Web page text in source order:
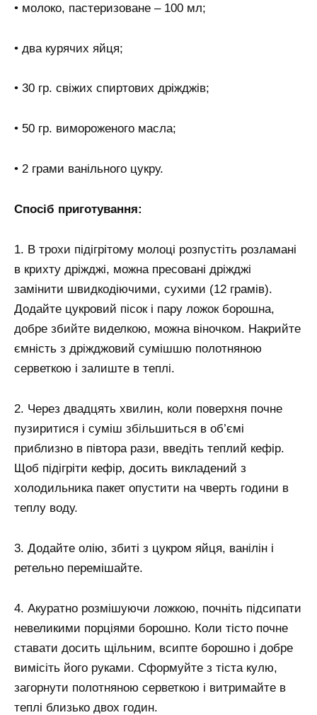
• молоко, пастеризоване – 100 мл;
• два курячих яйця;
• 30 гр. свіжих спиртових дріжджів;
• 50 гр. вимороженого масла;
• 2 грами ванільного цукру.
Спосіб приготування:
1. В трохи підігрітому молоці розпустіть розламані
в крихту дріжджі, можна пресовані дріжджі
замінити швидкодіючими, сухими (12 грамів).
Додайте цукровий пісок і пару ложок борошна,
добре збийте виделкою, можна віночком. Накрийте
ємність з дріжджовий сумішшю полотняною
серветкою і залиште в теплі.
2. Через двадцять хвилин, коли поверхня почне
пузиритися і суміш збільшиться в об’ємі
приблизно в півтора рази, введіть теплий кефір.
Щоб підігріти кефір, досить викладений з
холодильника пакет опустити на чверть години в
теплу воду.
3. Додайте олію, збиті з цукром яйця, ванілін і
ретельно перемішайте.
4. Акуратно розмішуючи ложкою, почніть підсипати
невеликими порціями борошно. Коли тісто почне
ставати досить щільним, всипте борошно і добре
вимісіть його руками. Сформуйте з тіста кулю,
загорнути полотняною серветкою і витримайте в
теплі близько двох годин.